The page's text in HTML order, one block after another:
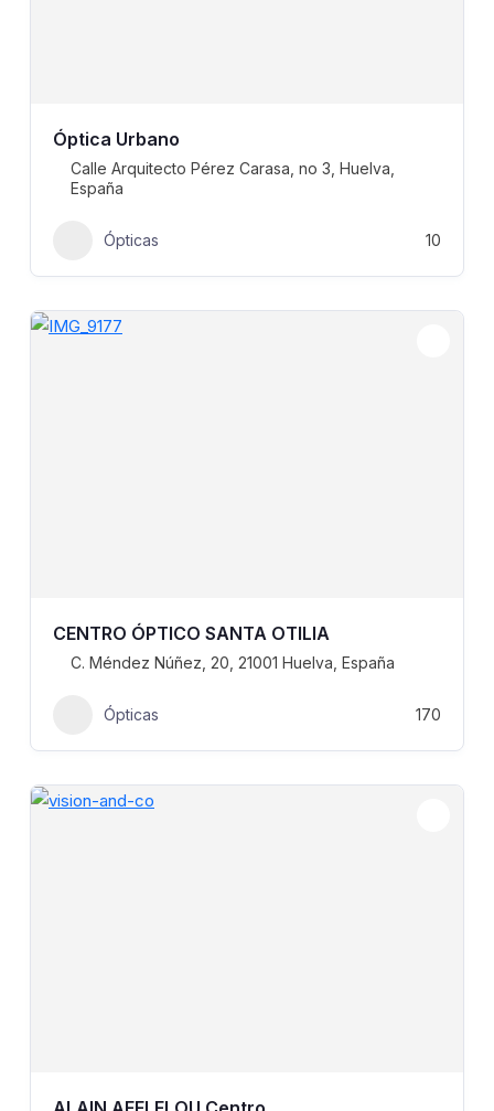
Óptica Urbano
Calle Arquitecto Pérez Carasa, no 3, Huelva,
España
Ópticas 10
CENTRO ÓPTICO SANTA OTILIA
C. Méndez Núñez, 20, 21001 Huelva, España
Ópticas 170